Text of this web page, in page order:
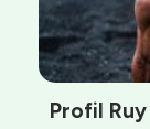
Profil